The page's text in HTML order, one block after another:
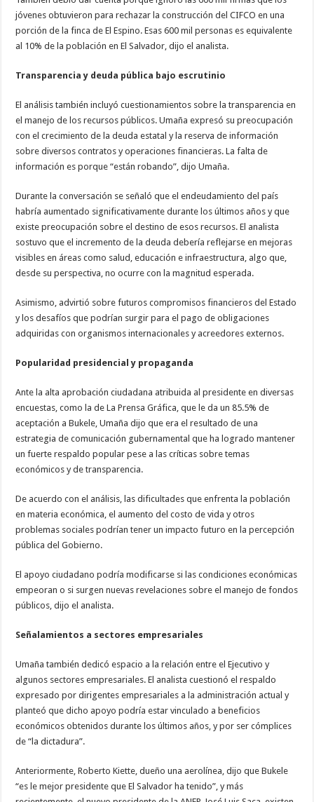
jóvenes obtuvieron para rechazar la construcción del CIFCO en una
porción de la finca de El Espino. Esas 600 mil personas es equivalente
al 10% de la población en El Salvador, dijo el analista.
Transparencia y deuda pública bajo escrutinio
El análisis también incluyó cuestionamientos sobre la transparencia en
el manejo de los recursos públicos. Umaña expresó su preocupación
con el crecimiento de la deuda estatal y la reserva de información
sobre diversos contratos y operaciones financieras. La falta de
información es porque “están robando”, dijo Umaña.
Durante la conversación se señaló que el endeudamiento del país
habría aumentado significativamente durante los últimos años y que
existe preocupación sobre el destino de esos recursos. El analista
sostuvo que el incremento de la deuda debería reflejarse en mejoras
visibles en áreas como salud, educación e infraestructura, algo que,
desde su perspectiva, no ocurre con la magnitud esperada.
Asimismo, advirtió sobre futuros compromisos financieros del Estado
y los desafíos que podrían surgir para el pago de obligaciones
adquiridas con organismos internacionales y acreedores externos.
Popularidad presidencial y propaganda
Ante la alta aprobación ciudadana atribuida al presidente en diversas
encuestas, como la de La Prensa Gráfica, que le da un 85.5% de
aceptación a Bukele, Umaña dijo que era el resultado de una
estrategia de comunicación gubernamental que ha logrado mantener
un fuerte respaldo popular pese a las críticas sobre temas
económicos y de transparencia.
De acuerdo con el análisis, las dificultades que enfrenta la población
en materia económica, el aumento del costo de vida y otros
problemas sociales podrían tener un impacto futuro en la percepción
pública del Gobierno.
El apoyo ciudadano podría modificarse si las condiciones económicas
empeoran o si surgen nuevas revelaciones sobre el manejo de fondos
públicos, dijo el analista.
Señalamientos a sectores empresariales
Umaña también dedicó espacio a la relación entre el Ejecutivo y
algunos sectores empresariales. El analista cuestionó el respaldo
expresado por dirigentes empresariales a la administración actual y
planteó que dicho apoyo podría estar vinculado a beneficios
económicos obtenidos durante los últimos años, y por ser cómplices
de “la dictadura”.
Anteriormente, Roberto Kiette, dueño una aerolínea, dijo que Bukele
“es le mejor presidente que El Salvador ha tenido”, y más